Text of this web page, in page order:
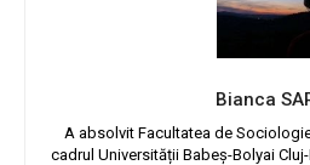
Bianca
A absolvit Facultatea de
cadrul Universității Babeș-Bolyai